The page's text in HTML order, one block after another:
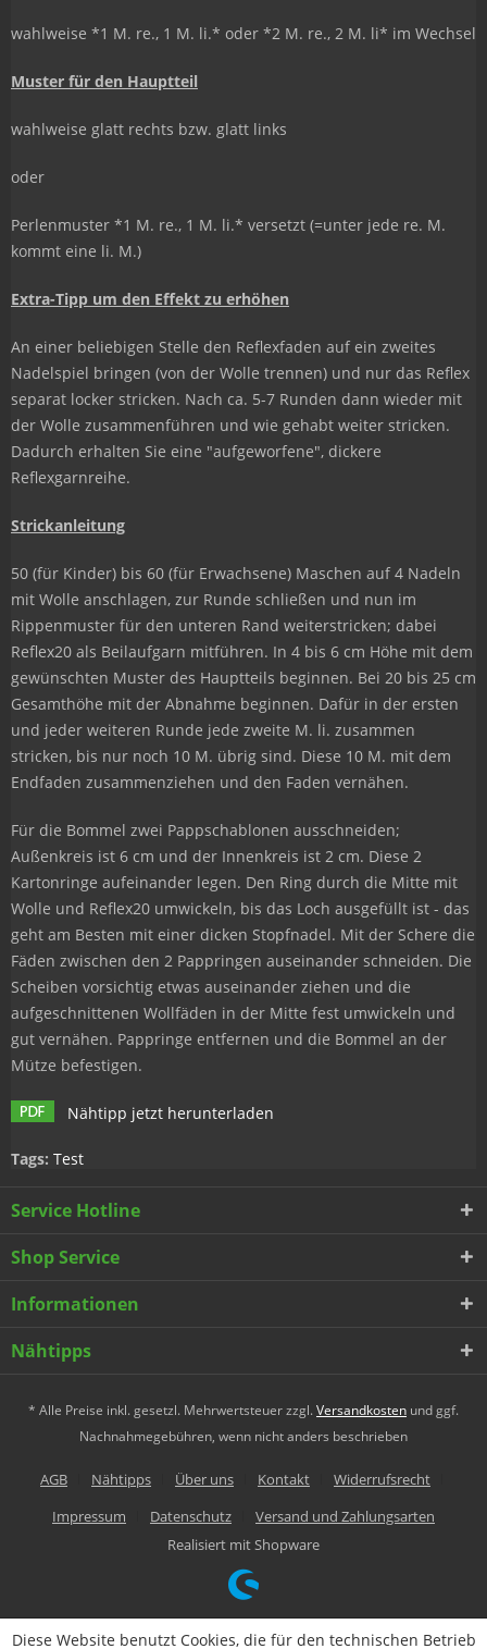
wahlweise *1 M. re., 1 M. li.* oder *2 M. re., 2 M. li* im Wechsel
Muster für den Hauptteil
wahlweise glatt rechts bzw. glatt links
oder
Perlenmuster *1 M. re., 1 M. li.* versetzt (=unter jede re. M.
kommt eine li. M.)
Extra-Tipp um den Effekt zu erhöhen
An einer beliebigen Stelle den Reflexfaden auf ein zweites
Nadelspiel bringen (von der Wolle trennen) und nur das Reflex
separat locker stricken. Nach ca. 5-7 Runden dann wieder mit
der Wolle zusammenführen und wie gehabt weiter stricken.
Dadurch erhalten Sie eine "aufgeworfene", dickere
Reflexgarnreihe.
Strickanleitung
50 (für Kinder) bis 60 (für Erwachsene) Maschen auf 4 Nadeln
mit Wolle anschlagen, zur Runde schließen und nun im
Rippenmuster für den unteren Rand weiterstricken; dabei
Reflex20 als Beilaufgarn mitführen. In 4 bis 6 cm Höhe mit dem
gewünschten Muster des Hauptteils beginnen. Bei 20 bis 25 cm
Gesamthöhe mit der Abnahme beginnen. Dafür in der ersten
und jeder weiteren Runde jede zweite M. li. zusammen
stricken, bis nur noch 10 M. übrig sind. Diese 10 M. mit dem
Endfaden zusammenziehen und den Faden vernähen.
Für die Bommel zwei Pappschablonen ausschneiden;
Außenkreis ist 6 cm und der Innenkreis ist 2 cm. Diese 2
Kartonringe aufeinander legen. Den Ring durch die Mitte mit
Wolle und Reflex20 umwickeln, bis das Loch ausgefüllt ist - das
geht am Besten mit einer dicken Stopfnadel. Mit der Schere die
Fäden zwischen den 2 Pappringen auseinander schneiden. Die
Scheiben vorsichtig etwas auseinander ziehen und die
aufgeschnittenen Wollfäden in der Mitte fest umwickeln und
gut vernähen. Pappringe entfernen und die Bommel an der
Mütze befestigen.
Nähtipp jetzt herunterladen
Tags: Test
Service Hotline
Shop Service
Informationen
Nähtipps
* Alle Preise inkl. gesetzl. Mehrwertsteuer zzgl. Versandkosten und ggf.
Nachnahmegebühren, wenn nicht anders beschrieben
AGB Nähtipps Über uns Kontakt
Widerrufsrecht
Impressum
Datenschutz
Versand und Zahlungsarten
Realisiert mit Shopware
Diese Website benutzt Cookies, die für den technischen Betrieb